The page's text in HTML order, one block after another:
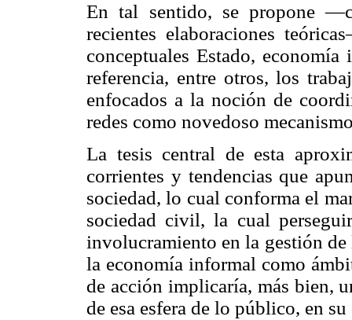
En tal sentido, se propone
recientes elaboraciones
conceptuales Estado,
referencia, entre otros, los
enfocados a la noción de
redes como novedoso
La tesis central de esta
corrientes y tendencias que
sociedad, lo cual conforma el
sociedad civil, la cual
involucramiento en la gestión
la economía informal como
de acción implicaría, más bien,
de esa esfera de lo público, en